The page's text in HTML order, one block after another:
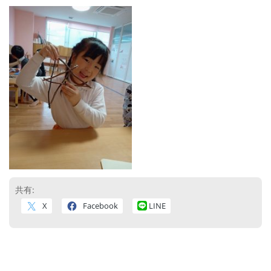
共有:
X Facebook LINE